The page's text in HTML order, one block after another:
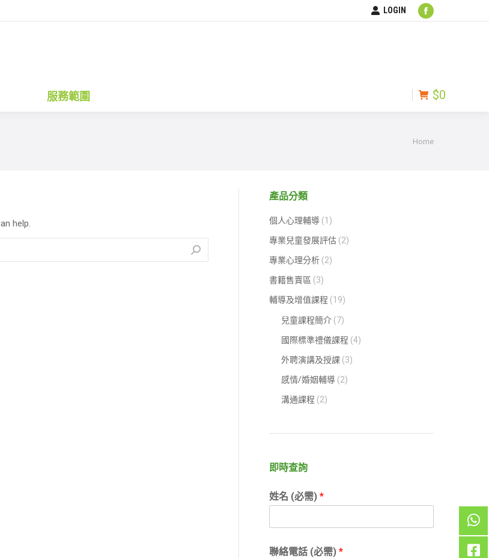
LOGIN
Facebook
window
服務範圍 $0
You are here:
Home
help.
產品分類
個人心理輔導 (1)
專業兒童發展評估 (2)
專業心理分析 (2)
書籍售賣區 (3)
輔導及增值課程 (19)
兒童課程簡介 (7)
國際標準禮儀課程 (4)
外聘演講及授課 (3)
感情/婚姻輔導 (2)
溝通課程 (2)
即時查詢
姓名 (必需) *
聯絡電話 (必需) *
$